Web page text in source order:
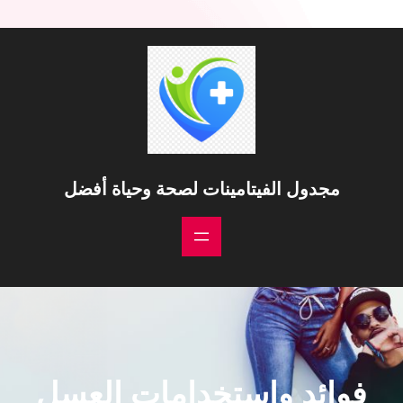
مجدول الفيتامينات لصحة وحياة أفضل
فوائد واستخدامات العسل